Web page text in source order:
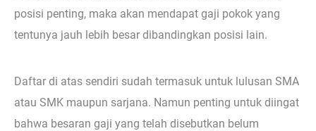
posisi penting, maka akan mendapat gaji pokok yang
tentunya jauh lebih besar dibandingkan posisi lain.
Daftar di atas sendiri sudah termasuk untuk lulusan SMA
atau SMK maupun sarjana. Namun penting untuk diingat
bahwa besaran gaji yang telah disebutkan belum